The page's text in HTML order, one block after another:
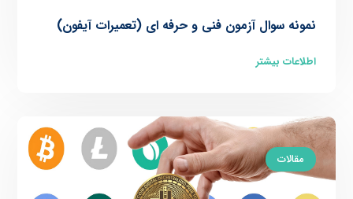
نمونه سوال آزمون فنی و حرفه ای (تعمیرات آیفون)
اطلاعات بیشتر
مقالات